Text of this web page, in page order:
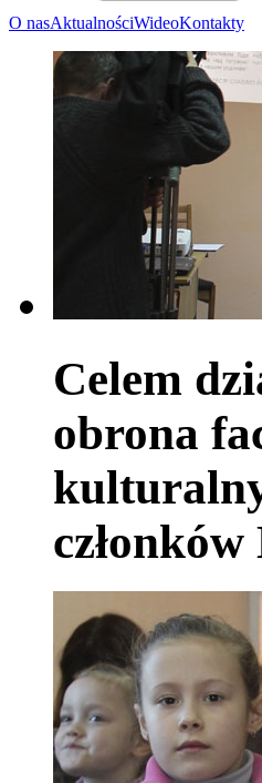
O nasAktualnościWideoKontakty
Celem
obrona